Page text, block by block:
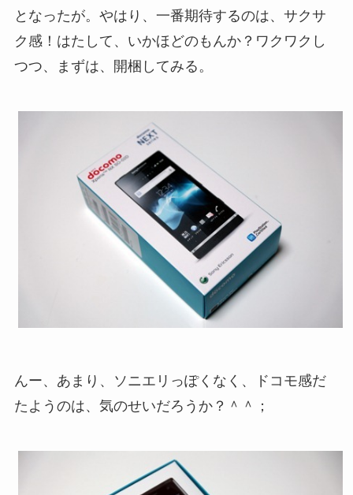
となったが。やはり、一番期待するのは、サクサ
ク感！はたして、いかほどのもんか？ワクワクし
つつ、まずは、開梱してみる。
んー、あまり、ソニエリっぽくなく、ドコモ感だ
たようのは、気のせいだろうか？＾＾；